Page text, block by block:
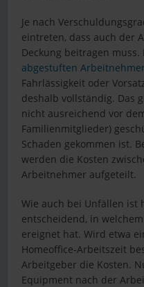
Je nach
eintreten, dass auch der
Deckung beitragen
abgestuften
Fahrlässigkeit oder
deshalb vollständig. Das
nicht ausreichend vor
Familienmitglieder)
Schaden gekommen ist.
werden die Kosten
Arbeitnehmer aufgeteilt.
Wie auch bei Unfällen ist
entscheidend, in
ereignet hat. Wird etwa
Homeoffice-Arbeitszeit
Arbeitgeber die Kosten.
Equipment nach der